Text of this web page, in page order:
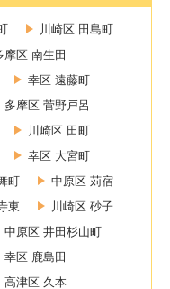
川崎区 田島町
摩区 南生田
幸区 遠藤町
多摩区 菅野戸呂
川崎区 田町
幸区 大宮町
町
中原区 苅宿
東
川崎区 砂子
中原区 井田杉山町
幸区 鹿島田
高津区 久本